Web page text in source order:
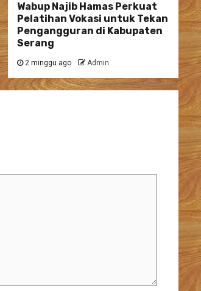
Wabup Najib Hamas Perkuat
Pelatihan Vokasi untuk Tekan
Pengangguran di Kabupaten
Serang
2 minggu ago Admin